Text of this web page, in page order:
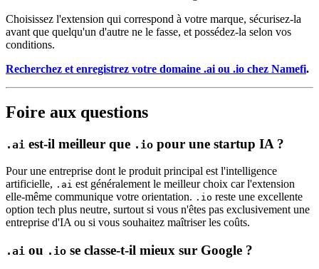
Choisissez l'extension qui correspond à votre marque, sécurisez-la
avant que quelqu'un d'autre ne le fasse, et possédez-la selon vos
conditions.
Recherchez et enregistrez votre domaine .ai ou .io chez Namefi.
Foire aux questions
.ai est-il meilleur que .io pour une startup IA ?
Pour une entreprise dont le produit principal est l'intelligence
artificielle, .ai est généralement le meilleur choix car l'extension
elle-même communique votre orientation. .io reste une excellente
option tech plus neutre, surtout si vous n'êtes pas exclusivement une
entreprise d'IA ou si vous souhaitez maîtriser les coûts.
.ai ou .io se classe-t-il mieux sur Google ?